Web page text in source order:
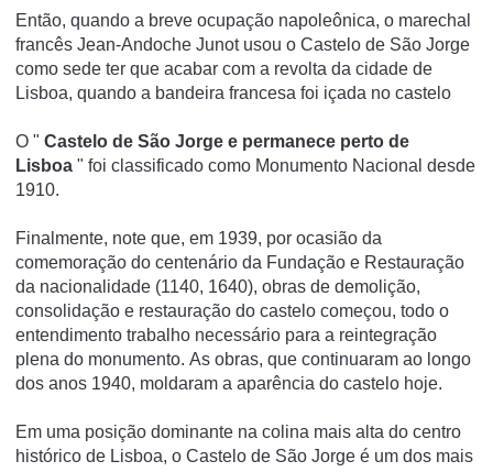
Então, quando a breve ocupação napoleônica, o marechal
francês Jean-Andoche Junotusou o Castelo de São Jorge
como sede ter que acabar com a revolta da cidade de
Lisboa, quando a bandeira francesa foi içada no castelo
O " Castelo de São Jorge e permanece perto de
Lisboa " foi classificado como Monumento Nacional desde
1910.
Finalmente, note que, em 1939, por ocasião da
comemoração do centenário da Fundação e Restauração
da nacionalidade (1140, 1640), obras de demolição,
consolidação e restauração do castelo começou, todo o
entendimento trabalho necessário para a reintegração
plena do monumento. As obras, que continuaram ao longo
dos anos 1940, moldaram a aparência do castelo hoje.
Em uma posição dominante na colina mais alta do centro
histórico de Lisboa, o Castelo de São Jorge é um dos mais